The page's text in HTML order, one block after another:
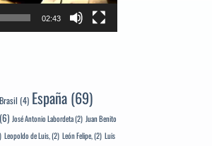
02:43
Brasil (4) España (69)
(6) José Antonio Labordeta(2) Juan Benito
Leopoldo de Luis,(2) León Felipe,(2) Luis